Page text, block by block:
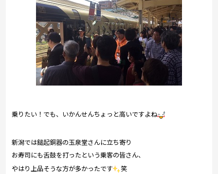
乗りたい！でも、いかんせんちょっと高いですよね
新潟では鎚起銅器の玉泉堂さんに立ち寄り
お寿司にも舌鼓を打ったという乗客の皆さん、
やはり上品そうな方が多かったです
笑